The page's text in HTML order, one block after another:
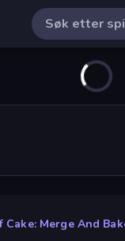
Cake: Merge And